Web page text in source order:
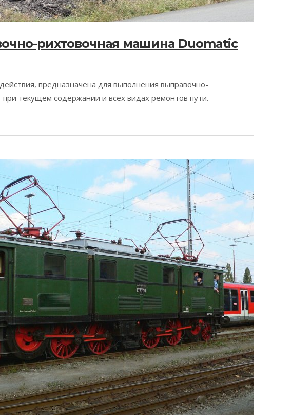
рихтовочная машина Duomatic
предназначена для выполнения выправочно-
текущем содержании и всех видах ремонтов пути.